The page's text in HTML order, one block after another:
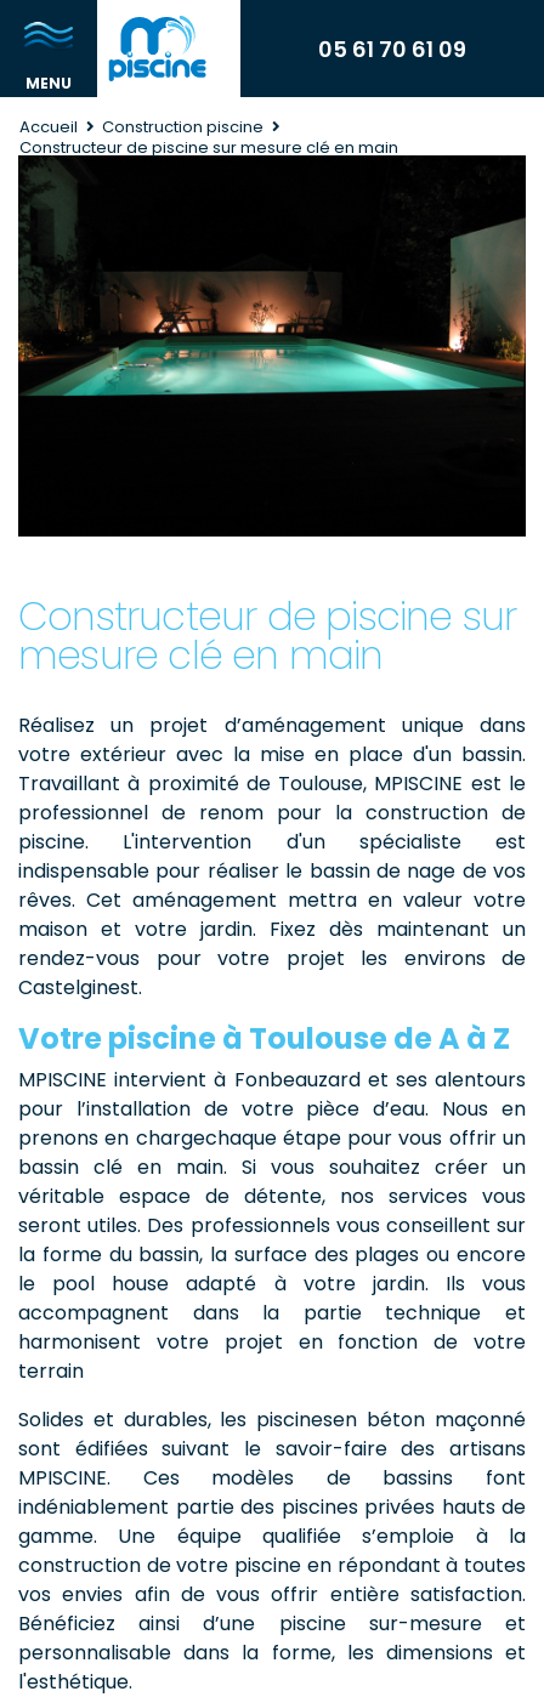
05 61 70 61 09
Accueil
Construction piscine
Constructeur de piscine sur mesure clé en main
Constructeur de piscine sur
mesure clé en main
Réalisez un projet d’aménagement unique dans
votre extérieur avec la mise en place d'un bassin.
Travaillant à proximité de Toulouse, MPISCINE est le
professionnel de renom pour la construction de
piscine. L'intervention d'un spécialiste est
indispensable pour réaliser le bassin de nage de vos
rêves. Cet aménagement mettra en valeur votre
maison et votre jardin. Fixez dès maintenant un
rendez-vous pour votre projet les environs de
Castelginest.
Votre piscine à Toulouse de A à Z
MPISCINE intervient à Fonbeauzard et ses alentours
pour l’installation de votre pièce d’eau. Nous en
prenons en chargechaque étape pour vous offrir un
bassin clé en main. Si vous souhaitez créer un
véritable espace de détente, nos services vous
seront utiles. Des professionnels vous conseillent sur
la forme du bassin, la surface des plages ou encore
le pool house adapté à votre jardin. Ils vous
accompagnent dans la partie technique et
harmonisent votre projet en fonction de votre
terrain
Solides et durables, les piscinesen béton maçonné
sont édifiées suivant le savoir-faire des artisans
MPISCINE. Ces modèles de bassins font
indéniablement partie des piscines privées hauts de
gamme. Une équipe qualifiée s’emploie à la
construction de votre piscine en répondant à toutes
vos envies afin de vous offrir entière satisfaction.
Bénéficiez ainsi d’une piscine sur-mesure et
personnalisable dans la forme, les dimensions et
l'esthétique.